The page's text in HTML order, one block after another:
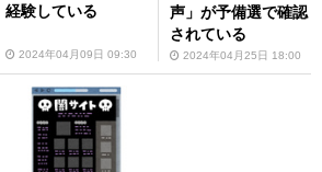
経験している
2024年04月09日 09:30
声」が予備選で確認
されている
2024年04月25日 18:00